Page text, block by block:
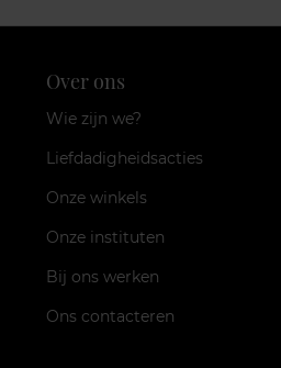
Over ons
Wie zijn we?
Liefdadigheidsacties
Onze winkels
Onze instituten
Bij ons werken
Ons contacteren